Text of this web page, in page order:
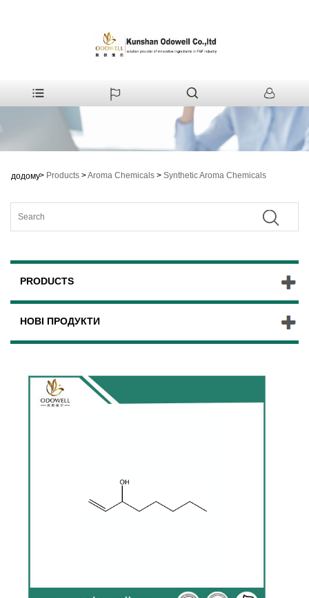
додому> Products >Aroma Chemicals > Synthetic Aroma Chemicals
PRODUCTS
НОВІ ПРОДУКТИ